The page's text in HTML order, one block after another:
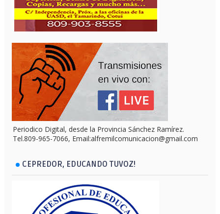
Periodico Digital, desde la Provincia Sánchez Ramírez.
Tel.809-965-7066, Email:alfremilcomunicacion@gmail.com
CEPREDOR, EDUCANDO TUVOZ!